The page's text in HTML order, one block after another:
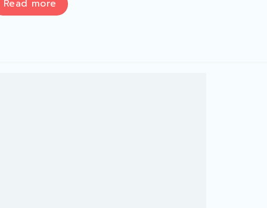
Read more